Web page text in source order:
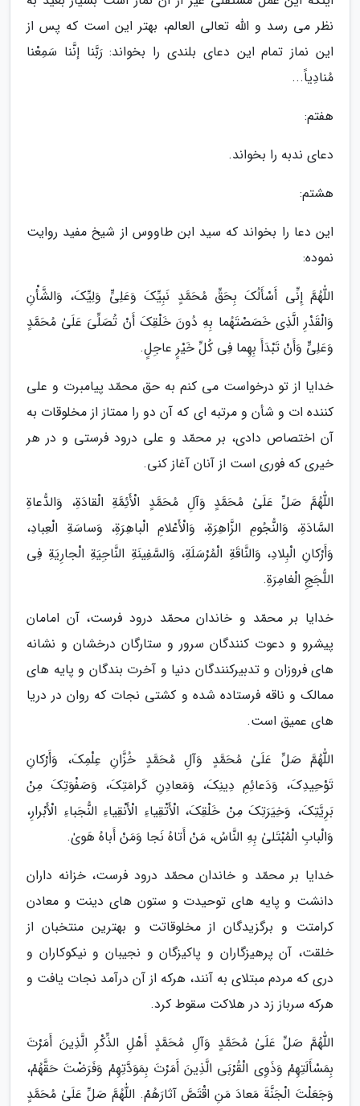
نظر می رسد و اللّٰه تعالى العالم، بهتر این است که پس از
این نماز تمام این دعای بلندی را بخواند: رَبَّنا إنَّنا سَمِعْنا
مُنادِیاً...
هفتم:
دعاى ندبه را بخواند.
هشتم:
این دعا را بخواند که سید ابن طاووس از شیخ مفید روایت
نموده:
اللّٰهُمَّ إِنِّى أَسْأَلُکَ بِحَقِّ مُحَمَّدٍ نَبِیِّکَ وَعَلِیٍّ وَلِیِّکَ، وَالشَّأْنِ
وَالْقَدْرِ الَّذِى خَصَصْتَهُما بِهِ دُونَ خَلْقِکَ أَنْ تُصَلِّىَ عَلَىٰ مُحَمَّدٍ
وَعَلِیٍّ وَأَنْ تَبْدَأَ بِهِما فِى کُلِّ خَیْرٍ عاجِلٍ.
خدایا از تو درخواست می کنم به حق محمّد پیامبرت و علی
کننده ات و شأن و مرتبه ای که آن دو را ممتاز از مخلوقات به
آن اختصاص دادی، بر محمّد و علی درود فرستی و در هر
خیری که فوری است از آنان آغاز کنی.
اللّٰهُمَّ صَلِّ عَلَىٰ مُحَمَّدٍ وَآلِ مُحَمَّدٍ الْأَئِمَّةِ الْقادَةِ، وَالدُّعاةِ
السَّادَةِ، وَالنُّجُومِ الزَّاهِرَةِ، وَالْأَعْلامِ الْباهِرَةِ، وَساسَةِ الْعِبادِ،
وَأَرْکانِ الْبِلادِ، وَالنَّاقَةِ الْمُرْسَلَةِ، وَالسَّفِینَةِ النَّاجِیَةِ الْجارِیَةِ فِى
اللُّجَجِ الْغامِرَةِ.
خدایا بر محمّد و خاندان محمّد درود فرست، آن امامان
پیشرو و دعوت کنندگان سرور و ستارگان درخشان و نشانه
های فروزان و تدبیرکنندگان دنیا و آخرت بندگان و پایه های
ممالک و ناقه فرستاده شده و کشتی نجات که روان در دریا
های عمیق است.
اللّٰهُمَّ صَلِّ عَلَىٰ مُحَمَّدٍ وَآلِ مُحَمَّدٍ خُزَّانِ عِلْمِکَ، وَأَرْکانِ
تَوْحِیدِکَ، وَدَعائِمِ دِینِکَ، وَمَعادِنِ کَرامَتِکَ، وَصَفْوَتِکَ مِنْ
بَرِیَّتِکَ، وَخِیَرَتِکَ مِنْ خَلْقِکَ، الْأَتْقِیاءِ الْأَنْقِیاءِ النُّجَباءِ الْأَبْرارِ،
وَالْبابِ الْمُبْتَلىٰ بِهِ النَّاسُ، مَنْ أَتاهُ نَجا وَمَنْ أَباهُ هَوىٰ.
خدایا بر محمّد و خاندان محمّد درود فرست، خزانه داران
دانشت و پایه های توحیدت و ستون های دینت و معادن
کرامتت و برگزیدگان از مخلوقاتت و بهترین منتخبان از
خلقت، آن پرهیزگاران و پاکیزگان و نجیبان و نیکوکاران و
دری که مردم مبتلای به آنند، هرکه از آن درآمد نجات یافت و
هرکه سرباز زد در هلاکت سقوط کرد.
اللّٰهُمَّ صَلِّ عَلَىٰ مُحَمَّدٍ وَآلِ مُحَمَّدٍ أَهْلِ الذِّکْرِ الَّذِینَ أَمَرْتَ
بِمَسْأَلَتِهِمْ وَذَوِى الْقُرْبَى الَّذِینَ أَمَرْتَ بِمَوَدَّتِهِمْ وَفَرَضْتَ حَقَّهُمْ،
وَجَعَلْتَ الْجَنَّةَ مَعادَ مَنِ اقْتَصَّ آثارَهُمْ. اللّٰهُمَّ صَلِّ عَلَىٰ مُحَمَّدٍ